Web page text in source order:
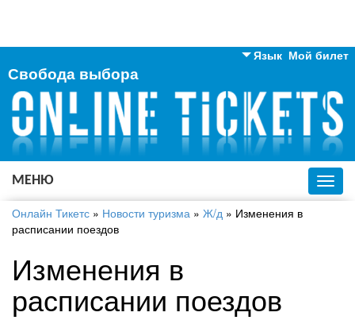
Мой билет
Язык
Английский
Русский
Украинский
Свобода выбора
МЕНЮ
Онлайн Тикетс » Новости туризма » Ж/д » Изменения в
расписании поездов
Изменения в
расписании поездов